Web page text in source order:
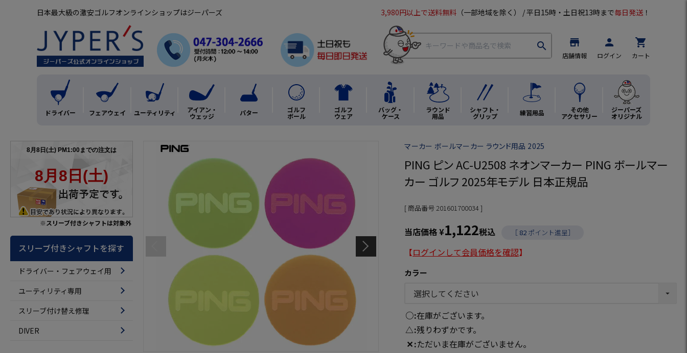
日本最大級の激安ゴルフオンラインショップはジーパーズ 3,980円以上で送料無料 （一部地域を除く） / 平日15時・土日祝13時まで毎日発送 ！
search store
店舗情報
person
ログイン
shopping_cart
カート
ドライバー フェアウェイ ユーティリティ アイアン・
ウェッジ パター ゴルフ
ボール
ゴルフ
ウェア
バッグ・
ケース
ラウンド
用品
シャフト・
グリップ 練習用品 その他
アクセサリー
ジーパーズ
オリジナル
※スリーブ付きシャフトは対象外
スリーブ付きシャフトを探す
ドライバー・フェアウェイ用
ユーティリティ専用
スリーブ付け替え修理
DIVER
マーカー ボールマーカー ラウンド用品 2025
PING ピン AC-U2508 ネオンマーカー PING ボールマー
カー ゴルフ 2025年モデル 日本正規品
商品番号201601700034
当店価格¥1,122税込 ［ 82 ポイント進呈］
【ログインして会員価格を確認】
カラー
○ 在庫がございます。
△ 残りわずかです。
✕ ただいま在庫がございません。